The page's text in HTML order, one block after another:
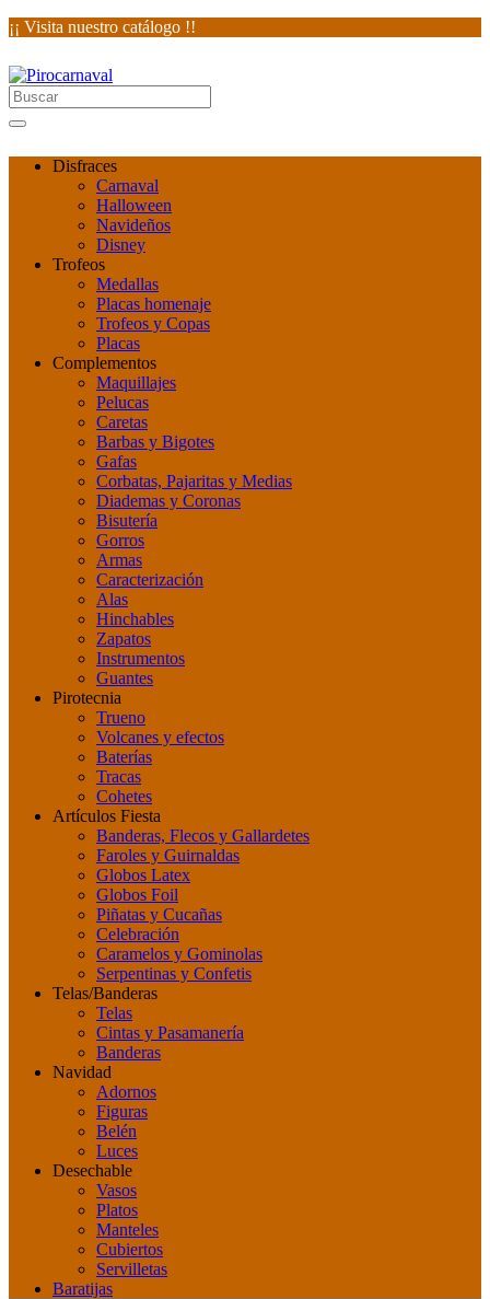
¡¡ Visita nuestro catálogo !!
Disfraces
Carnaval
Halloween
Navideños
Disney
Trofeos
Medallas
Placas homenaje
Trofeos y Copas
Placas
Complementos
Maquillajes
Pelucas
Caretas
Barbas y Bigotes
Gafas
Corbatas, Pajaritas y Medias
Diademas y Coronas
Bisutería
Gorros
Armas
Caracterización
Alas
Hinchables
Zapatos
Instrumentos
Guantes
Pirotecnia
Trueno
Volcanes y efectos
Baterías
Tracas
Cohetes
Artículos Fiesta
Banderas, Flecos y Gallardetes
Faroles y Guirnaldas
Globos Latex
Globos Foil
Piñatas y Cucañas
Celebración
Caramelos y Gominolas
Serpentinas y Confetis
Telas/Banderas
Telas
Cintas y Pasamanería
Banderas
Navidad
Adornos
Figuras
Belén
Luces
Desechable
Vasos
Platos
Manteles
Cubiertos
Servilletas
Baratijas